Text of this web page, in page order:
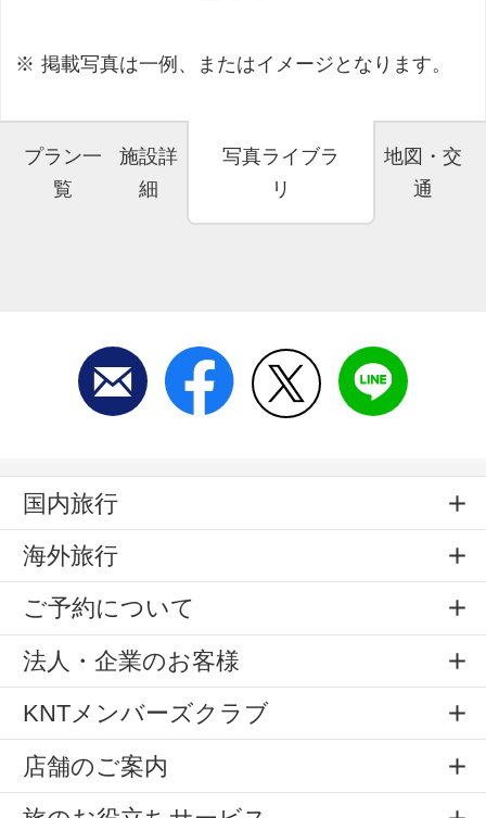
掲載写真は一例、またはイメージとなります。
プラン一
覧
施設詳
細
写真ライブラ
リ
地図・交
通
国内旅行
海外旅行
ご予約について
法人・企業のお客様
KNTメンバーズクラブ
店舗のご案内